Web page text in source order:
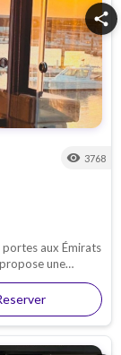
share
visibility 3768
aux Émirats
une
sur l'eau.